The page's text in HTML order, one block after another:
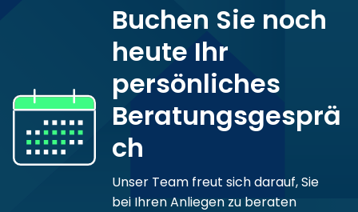
Buchen Sie noch
heute Ihr
persönliches
Beratungsgesprä
ch
Unser Team freut sich darauf, Sie
bei Ihren Anliegen zu beraten